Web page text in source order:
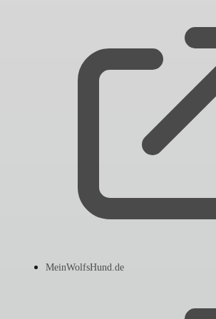
MeinWolfsHund.de